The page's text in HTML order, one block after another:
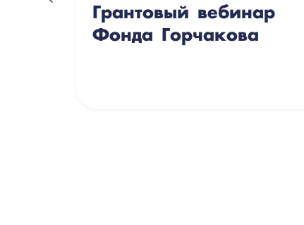
Грантовый вебинар
Фонда Горчакова